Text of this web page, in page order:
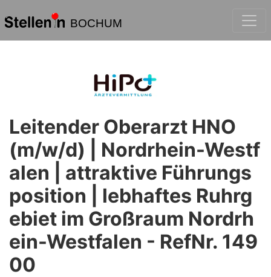
BOCHUM
Leitender Oberarzt HNO
(m/w/d) | Nordrhein-Westf
alen | attraktive Führungs
position | lebhaftes Ruhrg
ebiet im Großraum Nordrh
ein-Westfalen - RefNr. 149
00